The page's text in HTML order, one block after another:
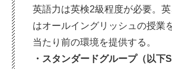
英語力は英検2級程度が必要。
はオールイングリッシュの授業
当たり前の環境を提供する。
・スタンダードグループ（以下